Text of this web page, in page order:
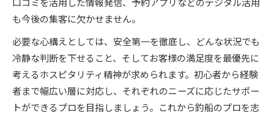
も今後の集客に欠かせません。
必要な心構えとしては、安全第一を徹底し、どんな状況でも
冷静な判断を下せること、そしてお客様の満足度を最優先に
考えるホスピタリティ精神が求められます。初心者から経験
者まで幅広い層に対応し、それぞれのニーズに応じたサポー
トができるプロを目指しましょう。これから釣船のプロを志